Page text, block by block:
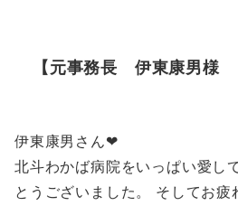
【元事務長 伊東康男様
伊東康男さん❤
北斗わかば病院をいっぱい愛し
とうございました。 そしてお疲